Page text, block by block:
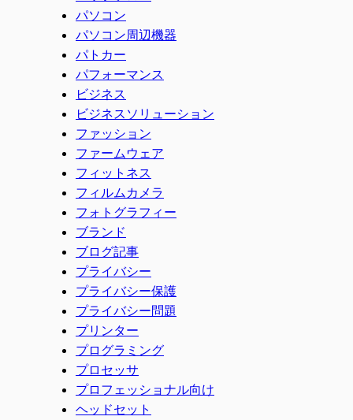
パソコン
パソコン周辺機器
パトカー
パフォーマンス
ビジネス
ビジネスソリューション
ファッション
ファームウェア
フィットネス
フィルムカメラ
フォトグラフィー
ブランド
ブログ記事
プライバシー
プライバシー保護
プライバシー問題
プリンター
プログラミング
プロセッサ
プロフェッショナル向け
ヘッドセット